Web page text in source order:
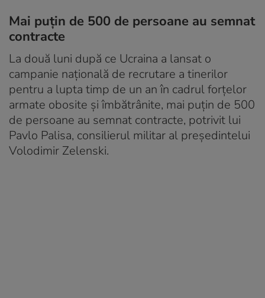
Mai puțin de 500 de persoane au semnat
contracte
La două luni după ce Ucraina a lansat o
campanie națională de recrutare a tinerilor
pentru a lupta timp de un an în cadrul forțelor
armate obosite și îmbătrânite, mai puțin de 500
de persoane au semnat contracte, potrivit lui
Pavlo Palisa, consilierul militar al președintelui
Volodimir Zelenski.